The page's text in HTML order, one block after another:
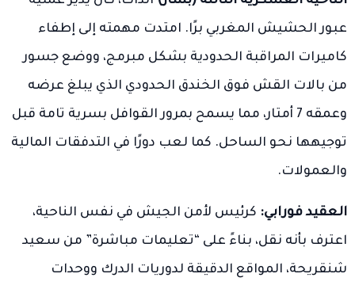
عبور الحشيش المغربي برًا. امتدت مهمته إلى إطفاء
كاميرات المراقبة الحدودية بشكل مبرمج، ووضع جسور
من بالات القش فوق الخندق الحدودي الذي يبلغ عرضه
وعمقه 7 أمتار، مما يسمح بمرور القوافل بسرية تامة قبل
توجيهها نحو الساحل. كما لعب دورًا في التدفقات المالية
والعمولات.
العقيد فورابي: كرئيس لأمن الجيش في نفس الناحية،
اعترف بأنه نقل، بناءً على “تعليمات مباشرة” من سعيد
شنقريحة، المواقع الدقيقة لدوريات الدرك ووحدات